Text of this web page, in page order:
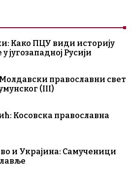
Како ПЦУ види историју
југозападној Русији
православни свет
(III)
Косовска православна
и Украјина: Самученици